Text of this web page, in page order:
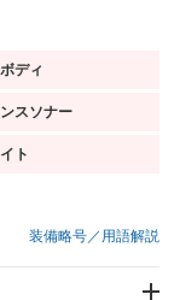
ディ
スソナー
ト
装備略号／用語解説